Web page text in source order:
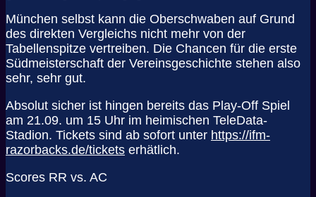
München selbst kann die Oberschwaben auf Grund
des direkten Vergleichs nicht mehr von der
Tabellenspitze vertreiben. Die Chancen für die erste
Südmeisterschaft der Vereinsgeschichte stehen also
sehr, sehr gut.
Absolut sicher ist hingen bereits das Play-Off Spiel
am 21.09. um 15 Uhr im heimischen TeleData-
Stadion. Tickets sind ab sofort unter https://ifm-
razorbacks.de/tickets erhätlich.
Scores RR vs. AC